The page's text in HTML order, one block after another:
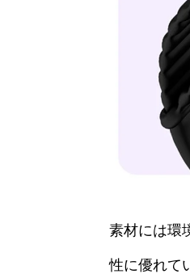
素材には環
性に優れて